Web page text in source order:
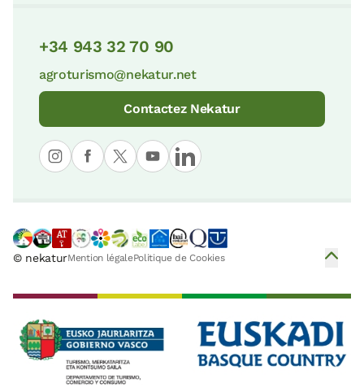
+34 943 32 70 90
agroturismo@nekatur.net
Contactez Nekatur
© nekaturMention légalePolitique de Cookies